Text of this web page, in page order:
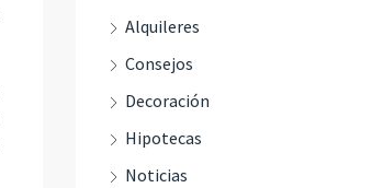
Alquileres
Consejos
Decoración
Hipotecas
Noticias